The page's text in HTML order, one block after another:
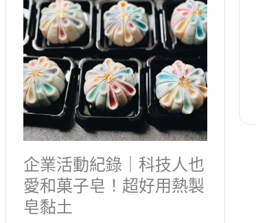
光寶集團企業活動
詳細了解